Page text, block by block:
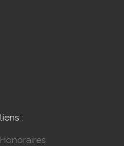
liens :
Honoraires